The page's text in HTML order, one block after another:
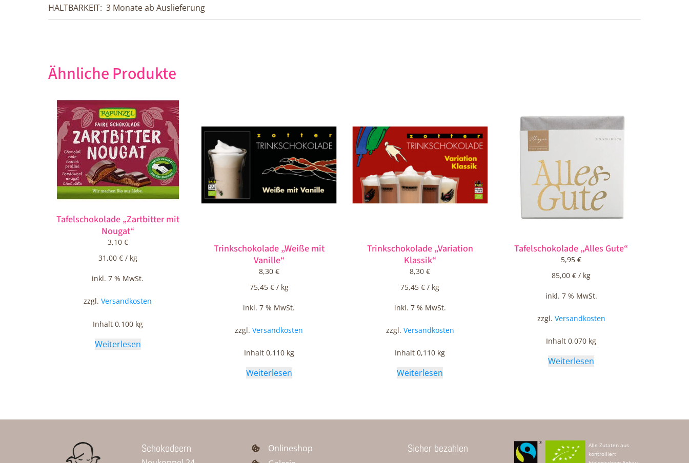
HALTBARKEIT: 3 Monate ab Auslieferung
Ähnliche Produkte
Tafelschokolade „Zartbitter mit
Nougat“
3,10 €
31,00 €/ kg
inkl. 7 % MwSt.
zzgl.Versandkosten
Inhalt 0,100 kg
Weiterlesen
Trinkschokolade „Weiße mit
Vanille“
8,30 €
75,45 €/ kg
inkl. 7 % MwSt.
zzgl.Versandkosten
Inhalt 0,110 kg
Weiterlesen
Trinkschokolade „Variation
Klassik“
8,30€
75,45€ / kg
inkl. 7 % MwSt.
zzgl. Versandkosten
Inhalt 0,110 kg
Weiterlesen
Tafelschokolade „Alles Gute“
5,95€
85,00€ / kg
inkl. 7 % MwSt.
zzgl. Versandkosten
Inhalt 0,070 kg
Weiterlesen
Schokodeern
Onlineshop
Sicher bezahlen
Alle Zutaten aus
kontrolliert